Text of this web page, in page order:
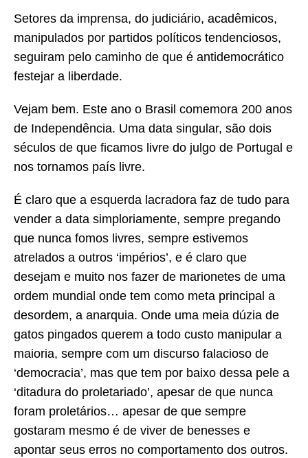
Setores da imprensa, do judiciário, acadêmicos,
manipulados por partidos políticos tendenciosos,
seguiram pelo caminho de que é antidemocrático
festejar a liberdade.
Vejam bem. Este ano o Brasil comemora 200 anos
de Independência. Uma data singular, são dois
séculos de que ficamos livre do julgo de Portugal e
nos tornamos país livre.
É claro que a esquerda lacradora faz de tudo para
vender a data simploriamente, sempre pregando
que nunca fomos livres, sempre estivemos
atrelados a outros ‘impérios’, e é claro que
desejam e muito nos fazer de marionetes de uma
ordem mundial onde tem como meta principal a
desordem, a anarquia. Onde uma meia dúzia de
gatos pingados querem a todo custo manipular a
maioria, sempre com um discurso falacioso de
‘democracia’, mas que tem por baixo dessa pele a
‘ditadura do proletariado’, apesar de que nunca
foram proletários… apesar de que sempre
gostaram mesmo é de viver de benesses e
apontar seus erros no comportamento dos outros.